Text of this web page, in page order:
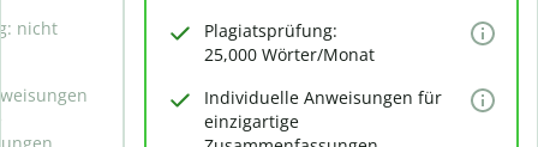
nicht
Plagiatsprüfung:
25,000 Wörter/Monat
Individuelle Anweisungen für
einzigartige